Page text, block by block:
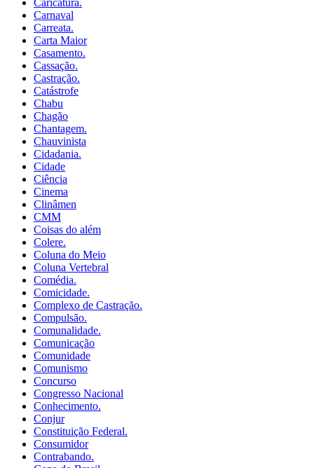
Caricatura.
Carnaval
Carreata.
Carta Maior
Casamento.
Cassação.
Castração.
Catástrofe
Chabu
Chagão
Chantagem.
Chauvinista
Cidadania.
Cidade
Ciência
Cinema
Clinâmen
CMM
Coisas do além
Colere.
Coluna do Meio
Coluna Vertebral
Comédia.
Comicidade.
Complexo de Castração.
Compulsão.
Comunalidade.
Comunicação
Comunidade
Comunismo
Concurso
Congresso Nacional
Conhecimento.
Conjur
Constituição Federal.
Consumidor
Contrabando.